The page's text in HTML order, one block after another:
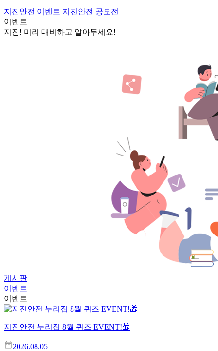
지진안전 이벤트 지진안전 공모전
이벤트
지진! 미리 대비하고 알아두세요!
게시판
이벤트
이벤트
지진안전 누리집 8월 퀴즈 EVENT!🎁
2026.08.05